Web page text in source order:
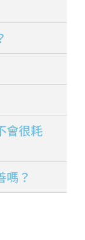
會很耗
嗎？